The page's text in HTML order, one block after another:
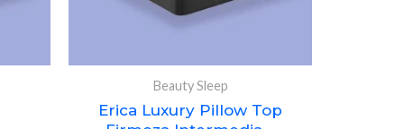
Beauty Sleep
Erica Luxury Pillow Top